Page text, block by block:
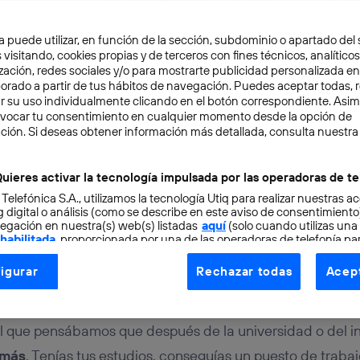
4 min
de Conecta Empleo
tienen en el mercado
que pensábamos que después de la universidad o del
. Tenías tus estudios, conseguías un puesto de
puede utilizar, en función de la sección, subdominio o apartado del
visitando, cookies propias y de terceros con fines técnicos,
redes sociales y/o para mostrarte publicidad personalizada
a partir de tus hábitos de navegación. Puedes aceptar todas,
su uso individualmente clicando en el botón correspondiente.
tu consentimiento en cualquier momento desde la opción de
Si deseas obtener información más detallada, consulta nuestra
activar la tecnología impulsada por las operadoras de
S.A., utilizamos la tecnología Utiq para realizar nuestras
digital o análisis (como se describe en este aviso de
en nuestra(s) web(s) listadas aquí(solo cuando utilizas una
, proporcionada por una de las operadoras de telefonía
consentimiento en cada página web).
Utiq está diseñada con la privacidad como prioridad
tu dirección IP y otra información de la cuenta de cliente de
la conexión que utilizas (p. ej., número de teléfono móvil).
Rechazar todas